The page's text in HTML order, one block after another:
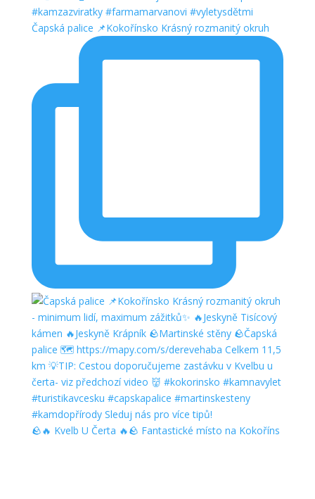
Čapská palice 📌Kokořínsko Krásný rozmanitý okruh
🪨🔥 Kvelb U Čerta 🔥🪨 Fantastické místo na Kokoříns